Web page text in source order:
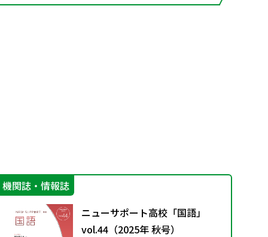
機関誌・情報誌
ニューサポート高校「国語」
vol.44（2025年 秋号）